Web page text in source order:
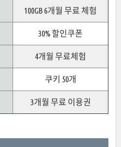
100GB 6개월 무료 체험
30% 할인쿠폰
4개월 무료체험
쿠키 50개
3개월 무료 이용권